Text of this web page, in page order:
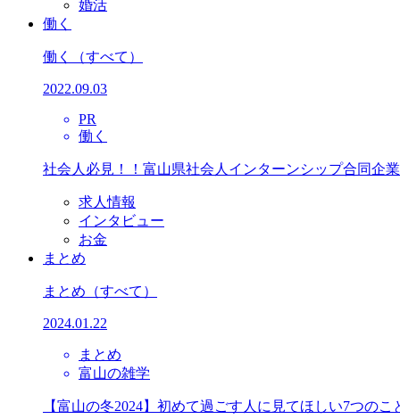
婚活
働く
働く （すべて）
2022.09.03
PR
働く
社会人必見！！富山県社会人インターンシップ合同企
求人情報
インタビュー
お金
まとめ
まとめ （すべて）
2024.01.22
まとめ
富山の雑学
【富山の冬2024】初めて過ごす人に見てほしい7つのこ